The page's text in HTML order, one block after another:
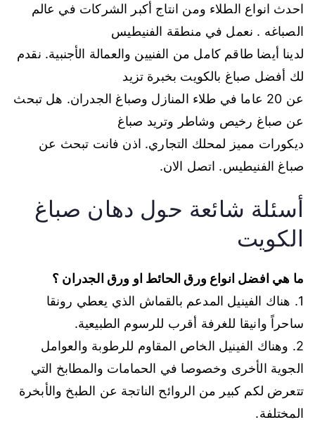
احدث انواع الطلاء ومن انتاج أكبر الشركات في عالم
الصباغه . نعمل في منطقة الفنيطيس
لدينا أيضا طاقم كامل من الفنيين والعمالة الأجنبية. نقدم
لك أفضل صباغ بالكويت بخبرة تزيد
عن 20 عاما في طلاء المنازل وصباغ الجدران. هل تبحث
عن صباغ رخيص وشاطر وتريد صباغ
ديكورات مميز لمحلك التجاري. اذن فانت تبحث عن
صباغ الفنيطيس. اتصل الان.
أسئلة شائعة حول دهان صباغ
الكويت
ما هي افضل انواع ورق الحائط او ورق الجدران ؟
1. هناك الفينيل المدعم بالقماش الذي يعطي رونقا
ساحراً وانيقا للغرفة أقرب للرسوم الطبيعية.
2. وهناك الفينيل الخاص المقاوم للرطوبة والعوامل
الجوية الأخرى وخصوصا في الحمامات والمطابخ التي
تتعرض لكم كبير من الروائح الناتجة عن الطبخ والأبخرة
المختلفة.